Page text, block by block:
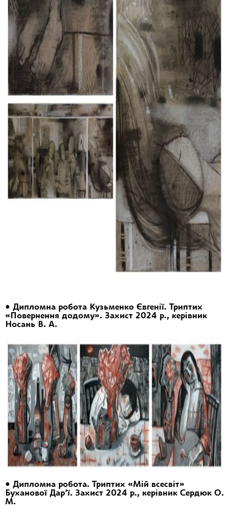
• Дипломна робота Кузьменко Євгенії. Триптих
«Повернення додому». Захист 2024 р., керівник
Носань В. А.
• Дипломна робота. Триптих «Мій всесвіт»
Буханової Дар’ї. Захист 2024 р., керівник Сердюк О.
М.